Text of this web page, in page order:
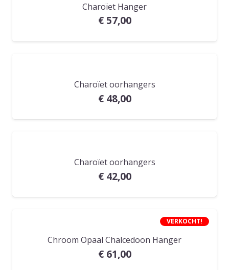
Charoïet Hanger
€57,00
Charoïet oorhangers
€48,00
Charoïet oorhangers
€42,00
VERKOCHT!
Chroom Opaal Chalcedoon Hanger
€61,00